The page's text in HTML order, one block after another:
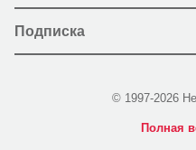
Подписка
© 1997-2026
Полная